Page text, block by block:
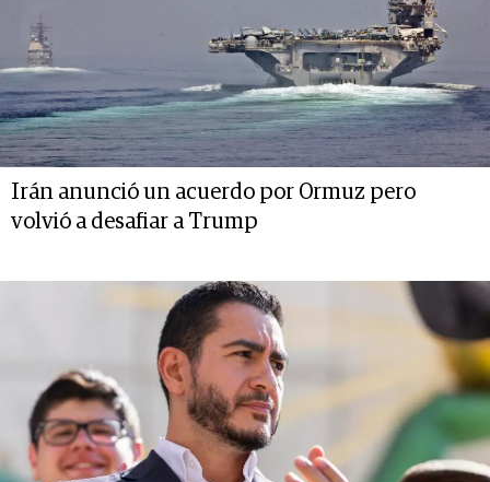
Irán anunció un acuerdo por Ormuz pero
volvió a desafiar a Trump